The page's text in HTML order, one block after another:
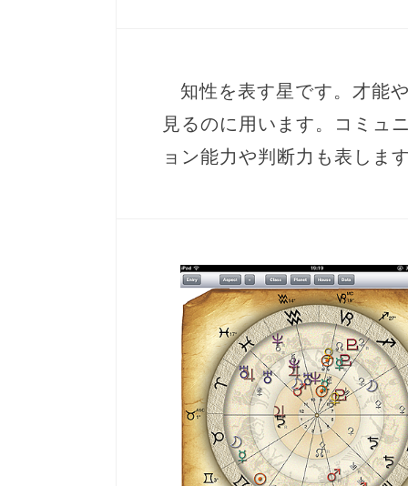
知性を表す星です。才能
見るのに用います。コミュ
ョン能力や判断力も表しま